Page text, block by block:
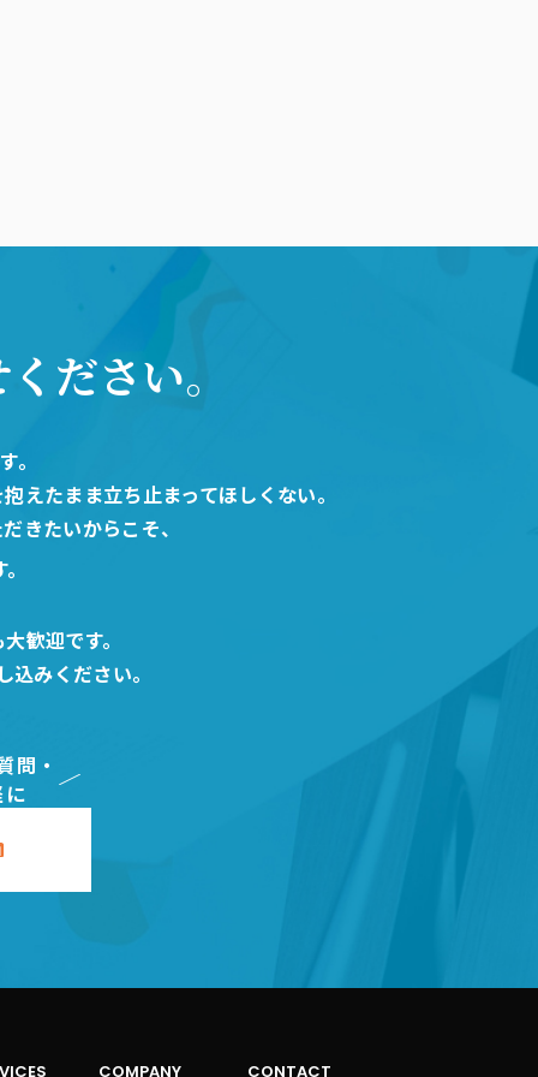
ださい。
。
えたまま立ち止まってほしくない。
きたいからこそ、
歓迎です。
みください。
問・
COMPANY CONTACT